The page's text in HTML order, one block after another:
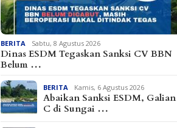
BERITA Sabtu, 8 Agustus 2026
Dinas ESDM Tegaskan Sanksi CV BBN
Belum …
BERITA Kamis, 6 Agustus 2026
Abaikan Sanksi ESDM, Galian
C di Sungai …